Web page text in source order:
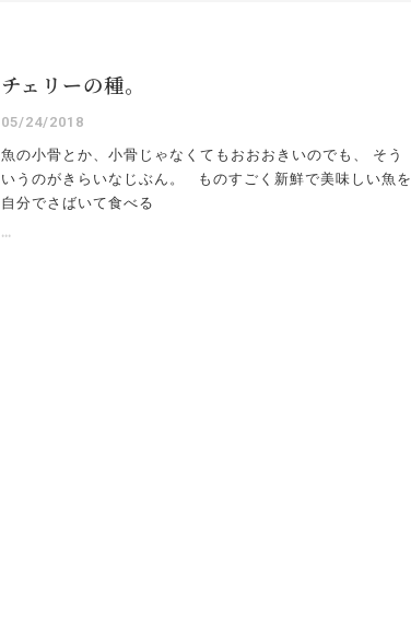
チェリーの種。
05/24/2018
魚の小骨とか、小骨じゃなくてもおおおきいのでも、 そう
いうのがきらいなじぶん。 ものすごく新鮮で美味しい魚を
自分でさばいて食べる
...